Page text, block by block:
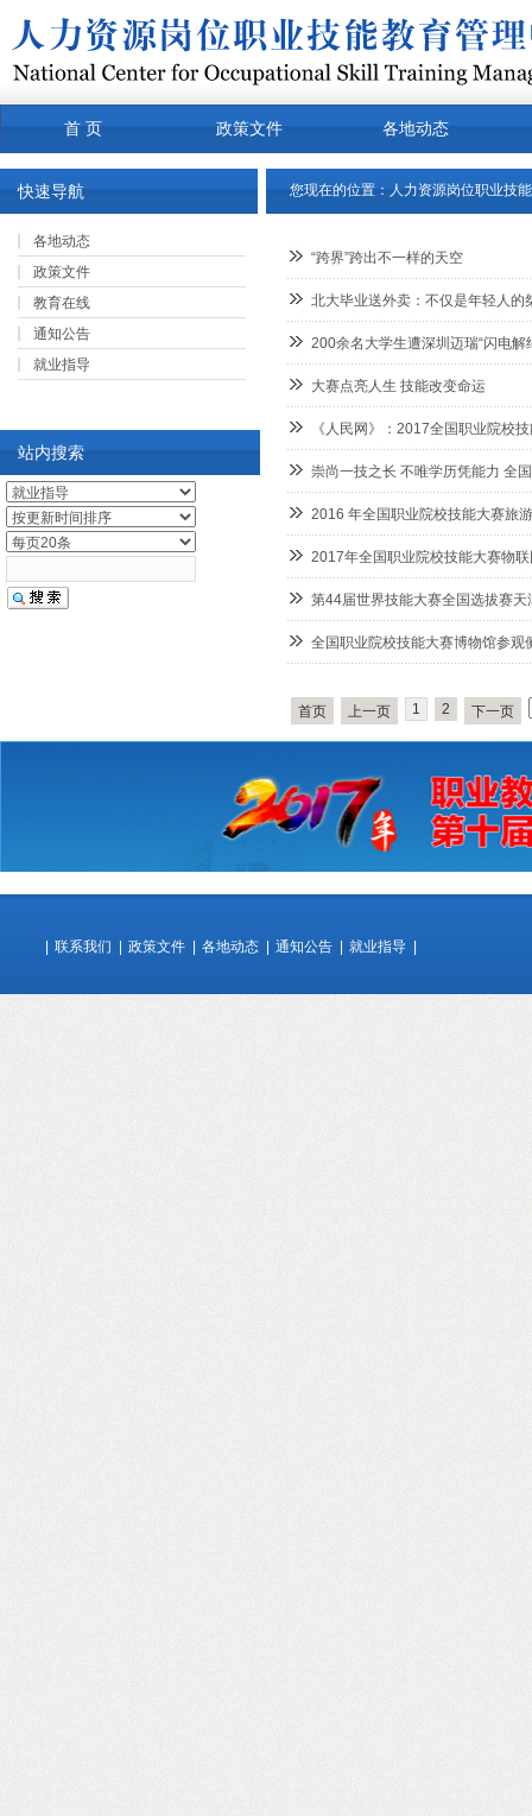
首 页 政策文件 各地动态
您现在的位置： 人力资源岗位职业技
快速导航
各地动态
政策文件
教育在线
通知公告
就业指导
站内搜索
“跨界”跨出不一样的天空
北大毕业送外卖：不仅是年轻人的
200余名大学生遭深圳迈瑞“闪电解
大赛点亮人生 技能改变命运
《人民网》：2017全国职业院校
崇尚一技之长 不唯学历凭能力 全
2016 年全国职业院校技能大赛旅
2017年全国职业院校技能大赛物
第44届世界技能大赛全国选拔赛天
全国职业院校技能大赛博物馆参观
首页 上一页 1 2 下一页
联系我们 政策文件 各地动态 通知公告 就业指导